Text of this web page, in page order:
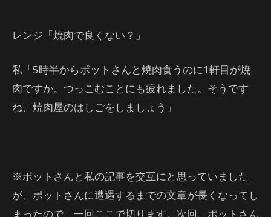
レンジ「焼肉で良くない？」
私「5時半からポットさんと焼肉食うのに1軒目が焼
肉ですか。つっこむことにも疲れました。そうです
ね、焼肉屋のはしごをしましょう」
※ポットさんと私の記事を交互にと思っていました
が、ポットさんに遭遇するまでの文章が長くなってし
まったので、一回ここで切ります。次回、ポットさん